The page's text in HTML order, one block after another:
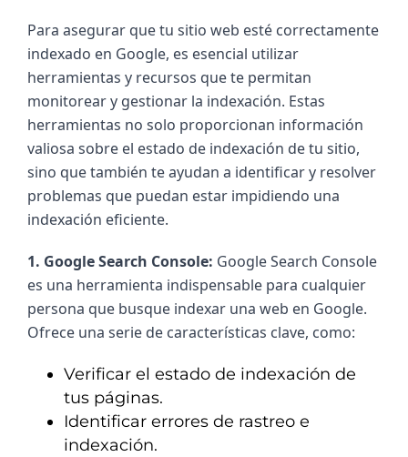
Para asegurar que tu sitio web esté correctamente
indexado en Google, es esencial utilizar
herramientas y recursos que te permitan
monitorear y gestionar la indexación. Estas
herramientas no solo proporcionan información
valiosa sobre el estado de indexación de tu sitio,
sino que también te ayudan a identificar y resolver
problemas que puedan estar impidiendo una
indexación eficiente.
1. Google Search Console: Google Search Console
es una herramienta indispensable para cualquier
persona que busque indexar una web en Google.
Ofrece una serie de características clave, como:
Verificar el estado de indexación de
tus páginas.
Identificar errores de rastreo e
indexación.